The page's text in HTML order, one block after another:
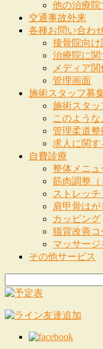
他の治療院
交通事故外来
各種お問い合わ
接骨院向
治療院に
メディア
管理画面
施術スタッフ募
施術スタッ
このよう
管理柔道整
求人に関
自費診療
整体メニュ
筋肉調整（
ストレッ
肩甲骨はが
カッピング
猫背改善コ
マッサージ
その他サービス
索: